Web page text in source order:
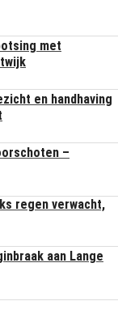
met
en handhaving
–
regen verwacht,
aan Lange